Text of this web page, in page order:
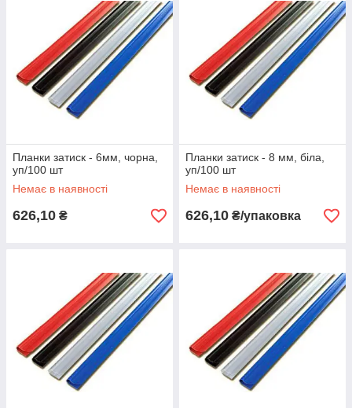
Планки затиск - 6мм, чорна,
уп/100 шт
Немає в наявності
626,10 ₴
Планки затиск - 8 мм, біла,
уп/100 шт
Немає в наявності
626,10 ₴/упаковка